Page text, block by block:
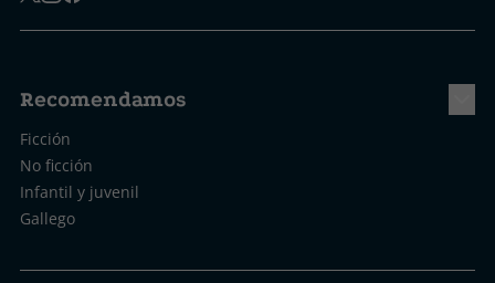
Recomendamos
Ficción
No ficción
Infantil y juvenil
Gallego